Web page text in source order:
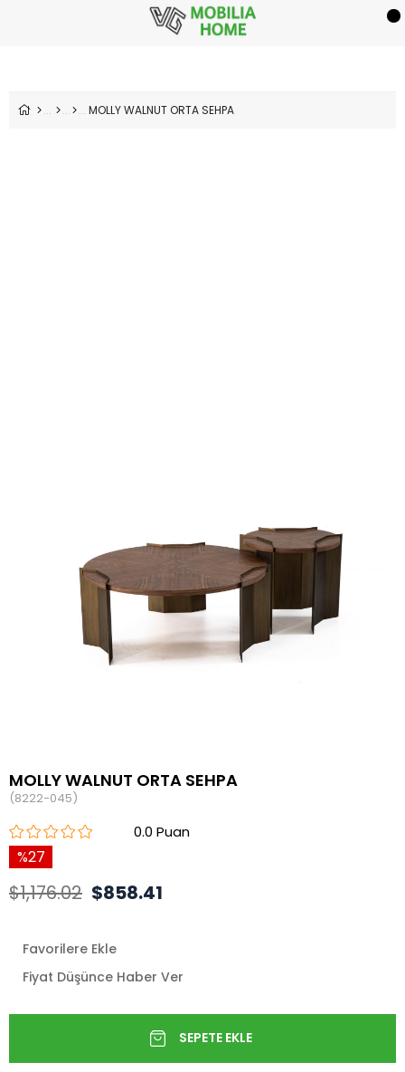
MOLLY WALNUT ORTA SEHPA
MOLLY WALNUT ORTA SEHPA
(8222-045)
0.0
27
$1,176.02 $858.41
Favorilere Ekle
Fiyat Düşünce Haber Ver